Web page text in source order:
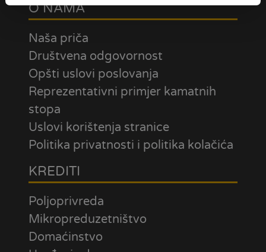
O NAMA
Naša priča
Društvena odgovornost
Opšti uslovi poslovanja
Reprezentativni primjer kamatnih
stopa
Uslovi korištenja stranice
Politika privatnosti i politika kolačića
KREDITI
Poljoprivreda
Mikropreduzetništvo
Domaćinstvo